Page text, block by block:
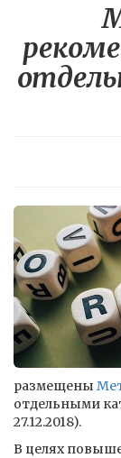
размещены
отдельными
27.12.2018).
В целях